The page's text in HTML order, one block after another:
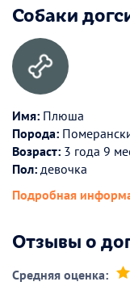
Собаки
Имя: Плюша
Порода:
Возраст: 3 года 9
Пол: девочка
Подробная
Отзывы о
Средняя оценка: